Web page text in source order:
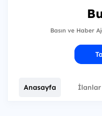
Basın ve Haber
Anasayfa İlanlar